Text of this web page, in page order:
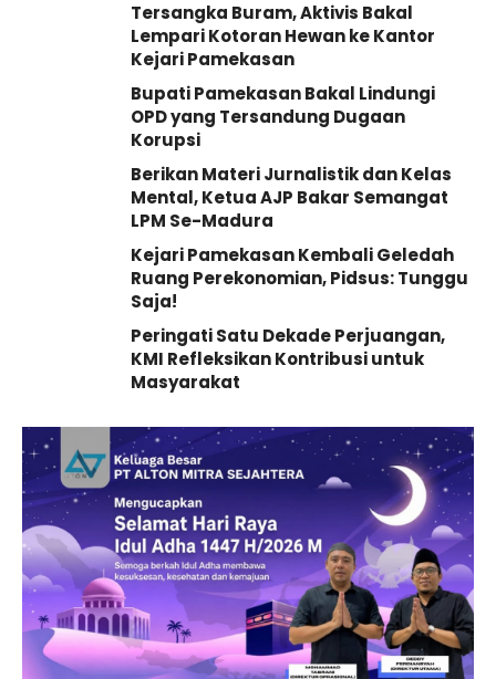
Tersangka Buram, Aktivis Bakal
Lempari Kotoran Hewan ke Kantor
Kejari Pamekasan
Bupati Pamekasan Bakal Lindungi
OPD yang Tersandung Dugaan
Korupsi
Berikan Materi Jurnalistik dan Kelas
Mental, Ketua AJP Bakar Semangat
LPM Se-Madura
Kejari Pamekasan Kembali Geledah
Ruang Perekonomian, Pidsus: Tunggu
Saja!
Peringati Satu Dekade Perjuangan,
KMI Refleksikan Kontribusi untuk
Masyarakat